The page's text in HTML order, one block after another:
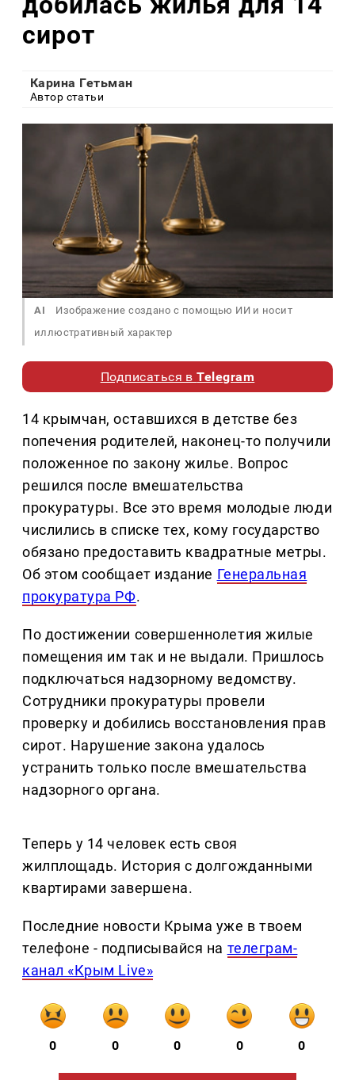
сирот
Карина Гетьман
Автор статьи
AI
Изображение создано с помощью ИИ и носит
иллюстративный характер
Подписаться вTelegram
14 крымчан, оставшихся в детстве без
попечения родителей, наконец-то получили
положенное по закону жилье. Вопрос
решился после вмешательства
прокуратуры. Все это время молодые люди
числились в списке тех, кому государство
обязано предоставить квадратные метры.
Об этом сообщает издание Генеральная
прокуратура РФ.
По достижении совершеннолетия жилые
помещения им так и не выдали. Пришлось
подключаться надзорному ведомству.
Сотрудники прокуратуры провели
проверку и добились восстановления прав
сирот. Нарушение закона удалось
устранить только после вмешательства
надзорного органа.
Теперь у 14 человек есть своя
жилплощадь. История с долгожданными
квартирами завершена.
Последние новости Крыма уже в твоем
телефоне - подписывайся на телеграм-
канал «Крым Live»
0 0 0 0 0